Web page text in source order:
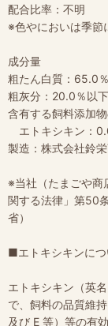
配合比率：不明
※色やにおいは季節
成分量
粗たん白質：65.0
粗灰分：20.0％以下
含有する飼料添加
エトキシキン：
製造：株式会社鈴
※当社（たまごや商
関する法律」第50
省）
■エトキシキンにつ
エトキシキン（英
で、飼料の品質維
及び E 等）等の有